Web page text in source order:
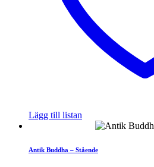
Lägg till listan
Antik Buddha – Stående